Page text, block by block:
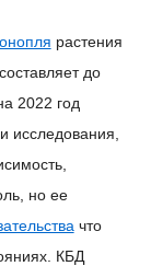
растения
до
2022 год
исследования,
но ее
что
КБД